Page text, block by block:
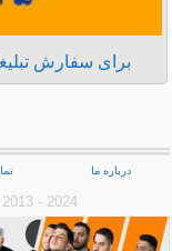
برای سفارش
درباره ما
- 2024